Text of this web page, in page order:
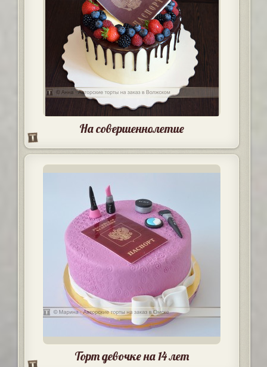
На совершеннолетие
Торт девочке на 14 лет